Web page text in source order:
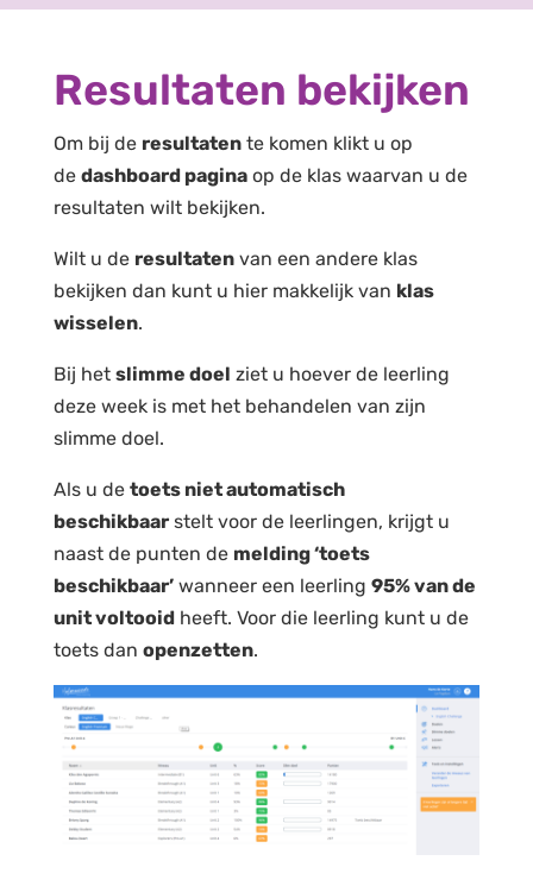
Resultaten bekijken
Om bij de resultaten te komen klikt u op
de dashboard pagina op de klas waarvan u de
resultaten wilt bekijken.
Wilt u de resultaten van een andere klas
bekijken dan kunt u hier makkelijk van klas
wisselen.
Bij het slimme doel ziet u hoever de leerling
deze week is met het behandelen van zijn
slimme doel.
Als u de toets niet automatisch
beschikbaar stelt voor de leerlingen, krijgt u
naast de punten de melding ‘toets
beschikbaar’ wanneer een leerling 95% van de
unit voltooid heeft. Voor die leerling kunt u de
toets dan openzetten.